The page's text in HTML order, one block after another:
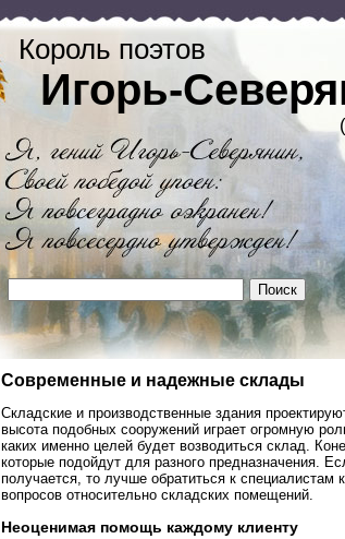
Король поэтов
Игорь-
Современные и надежные склады
Складские и производственные здания
высота подобных сооружений играет огромную
каких именно целей будет возводиться склад.
которые подойдут для разного предназначения.
получается, то лучше обратиться к
вопросов относительно складских помещений.
Неоценимая помощь каждому клиенту